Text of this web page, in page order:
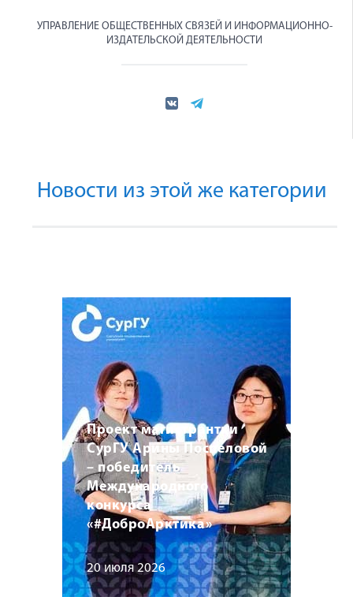
УПРАВЛЕНИЕ ОБЩЕСТВЕННЫХ СВЯЗЕЙ И ИНФОРМАЦИОННО-
ИЗДАТЕЛЬСКОЙ ДЕЯТЕЛЬНОСТИ
Новости из этой же категории
Проект магистрантки
СурГУ Арины Поспеловой
– победитель
Международного
конкурса
«#ДоброАрктика»
20 июля 2026